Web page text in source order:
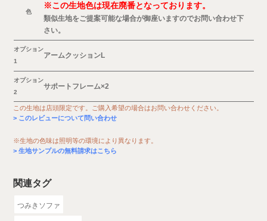
色
※この生地色は現在廃番となっております。
類似生地をご提案可能な場合が御座いますのでお問い合わせ下
さい。
オプション
1
アームクッションL
オプション
2
サポートフレーム×2
この生地は店頭限定です。ご購入希望の場合はお問い合わせください。
このレビューについて問い合わせ
※生地の色味は照明等の環境により異なります。
生地サンプルの無料請求はこちら
関連タグ
つみきソファ